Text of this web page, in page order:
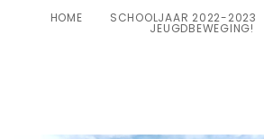
HOME SCHOOLJAAR 2022-2023
JEUGDBEWEGING!